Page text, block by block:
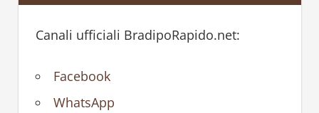
Canali ufficiali BradipoRapido.net:
Facebook
WhatsApp